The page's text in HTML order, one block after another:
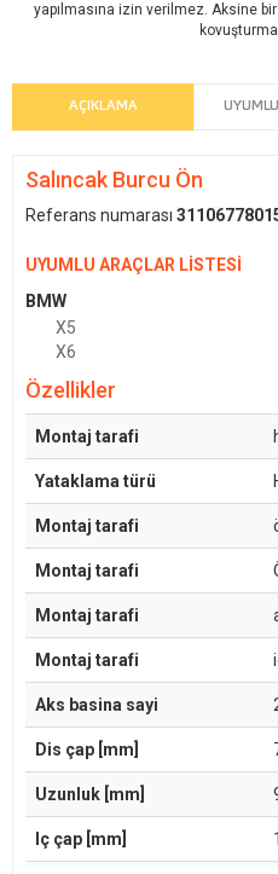
yapılmasına izin verilmez. Aksine
AÇIKLAMA
Salıncak Burcu Ön
Referans numarası
UYUMLU ARAÇLAR LİSTESİ
BMW
X5
X6
Özellikler
Montaj tarafi
Yataklama türü
Montaj tarafi
Montaj tarafi
Montaj tarafi
Montaj tarafi
Aks basina sayi
Dis çap [mm]
Uzunluk [mm]
Iç çap [mm]